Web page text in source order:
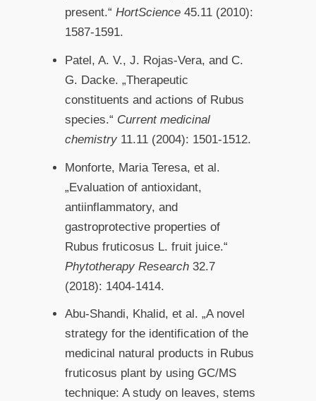
present.“HortScience 45.11 (2010):
1587-1591.
Patel, A. V., J. Rojas-Vera, and C.
G. Dacke. „Therapeutic
constituents and actions of Rubus
species.“ Current medicinal
chemistry 11.11 (2004): 1501-1512.
Monforte, Maria Teresa, et al.
„Evaluation of antioxidant,
antiinflammatory, and
gastroprotective properties of
Rubus fruticosus L. fruit juice.“
Phytotherapy Research 32.7
(2018): 1404-1414.
Abu-Shandi, Khalid, et al. „A novel
strategy for the identification of the
medicinal natural products in Rubus
fruticosus plant by using GC/MS
technique: A study on leaves, stems